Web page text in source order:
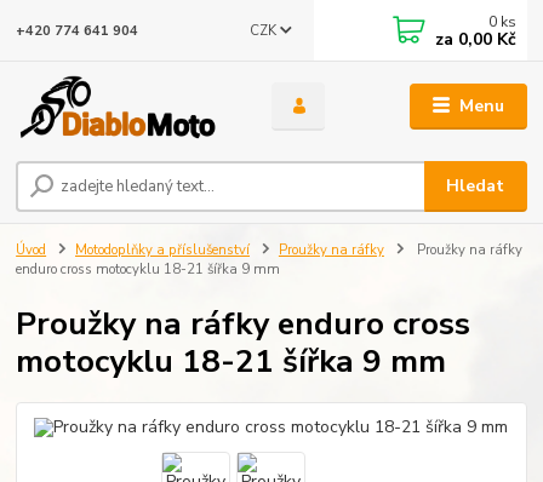
Menu
CZK
Hledat
+420 774 641 904 0 ks
za 0,00 Kč
Úvod Motodoplňky a příslušenství Proužky na ráfky
Proužky na ráfky
enduro cross motocyklu 18-21 šířka 9 mm
Proužky na ráfky enduro cross
motocyklu 18-21 šířka 9 mm